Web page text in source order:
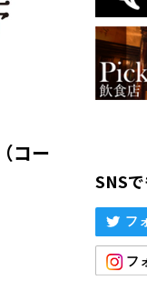
コー
SNS